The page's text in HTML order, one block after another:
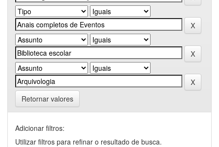
Retornar valores
Adicionar filtros:
Utilizar filtros para refinar o resultado de busca.